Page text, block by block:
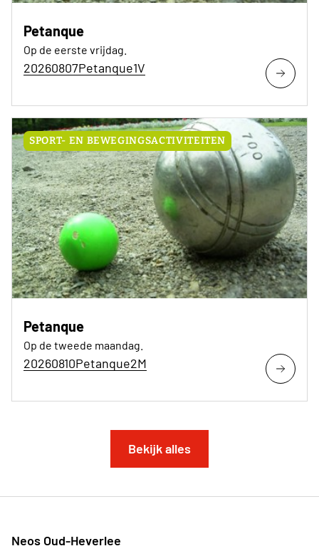
Petanque
Op de eerste vrijdag.
20260807Petanque1V
SPORT- EN BEWEGINGSACTIVITEITEN
Petanque
Op de tweede maandag.
20260810Petanque2M
Bekijk alles
Neos Oud-Heverlee